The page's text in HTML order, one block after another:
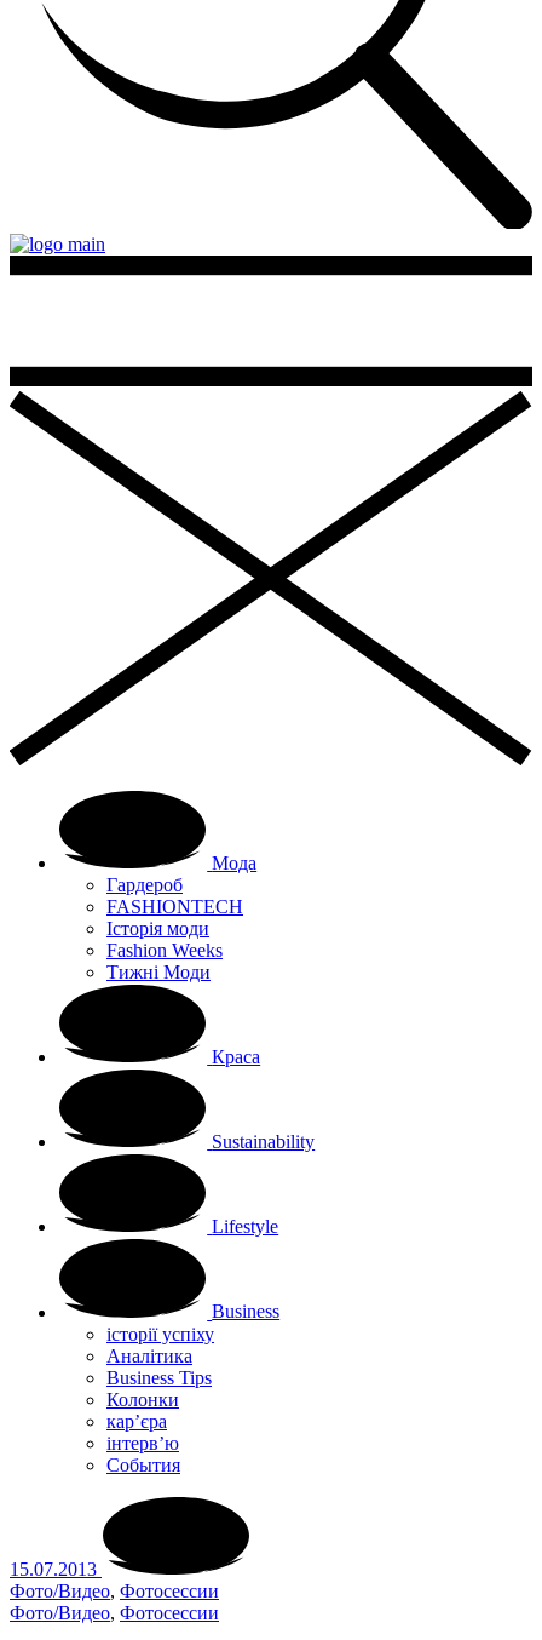
Мода
Гардероб
FASHIONTECH
Історія моди
Fashion Weeks
Тижні Моди
Краса
Sustainability
Lifestyle
Business
історії успіху
Аналітика
Business Tips
Колонки
кар’єра
інтерв’ю
Cобытия
15.07.2013
Фото/Видео, Фотосессии
Фото/Видео, Фотосессии